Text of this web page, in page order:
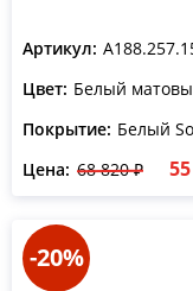
Артикул:
Цвет: Белый
Покрытие: Белый
Цена: 68 820 ₽
-20%